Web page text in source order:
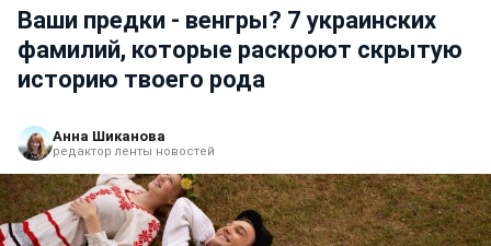
Ваши предки - венгры? 7 украинских
фамилий, которые раскроют скрытую
историю твоего рода
Анна Шиканова
редактор ленты новостей